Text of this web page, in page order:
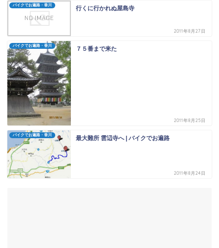
バイクでお遍路・香川 行くに行かれぬ屋島寺
2011年8月27日
バイクでお遍路・香川 ７５番まで来た
2011年8月25日
バイクでお遍路・香川 最大難所 雲辺寺へ | バイクでお遍路
2011年8月24日